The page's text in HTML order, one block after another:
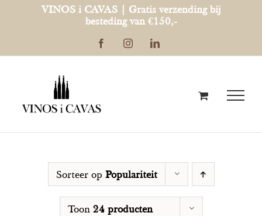
VINOS i CAVAS | Gratis verzending bij
besteding van €150,-
FacebookInstagramLinkedIn
Sorteer op Populariteit
Toon 24 producten